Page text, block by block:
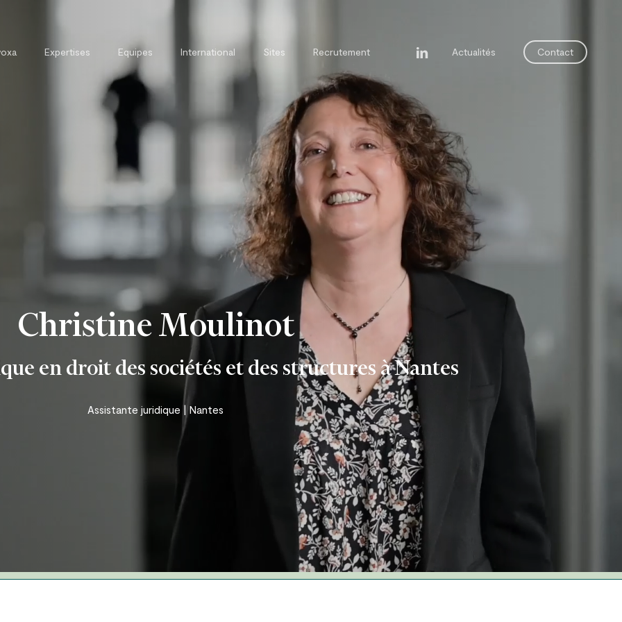
Expertises
Direction Juridique Externalisée
Equipes International Sites Recrutement linkedin Actualités Contact
Christine Moulinot
en droit des sociétés et des structures à Nantes
Assistante juridique | Nantes